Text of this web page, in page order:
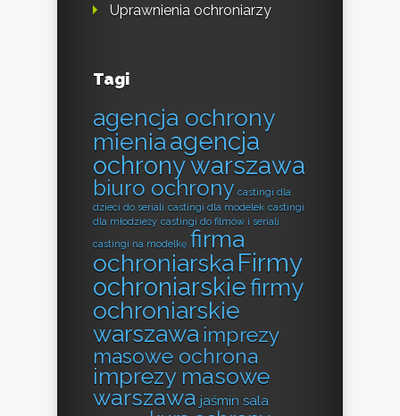
Uprawnienia ochroniarzy
Tagi
agencja ochrony
mieniaagencja
ochrony warszawa
biuro ochrony castingi dla
dzieci do seriali castingi dla modelek castingi
dla młodzieży castingi do filmów i seriali
castingi na modelkę firma
ochroniarska Firmy
ochroniarskiefirmy
ochroniarskie
warszawa imprezy
masowe ochrona
imprezy masowe
warszawa jaśmin sala